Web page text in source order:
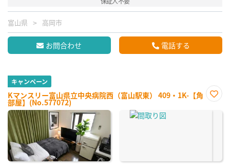
富山県 高岡市
お問合わせ 電話する
キャンペーン
Kマンスリー富山県立中央病院西（富山駅東） 409・1K-【角
部屋】(No.577072)
に入